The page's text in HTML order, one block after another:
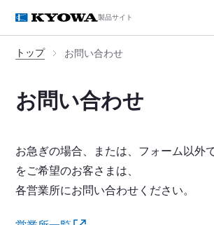
製品サイト
トップ お問い合わせ
お問い合わせ
お急ぎの場合、または、フォーム以外
をご希望のお客さまは、
各営業所にお問い合わせください。